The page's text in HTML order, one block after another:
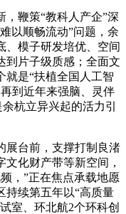
鞭策“教科人产企”深
以顺畅流动”问题，余
、模子研发培优、空间
到片子级质感；全面文
就是“扶植全国人工智
到近年来强脑、灵伴
杭立异兴起的活力引
台前，支撑打制良渚
化财产带等新空间，
，”正在焦点承载地愿
持续第五年以“高质量
室、环北航2个环科创